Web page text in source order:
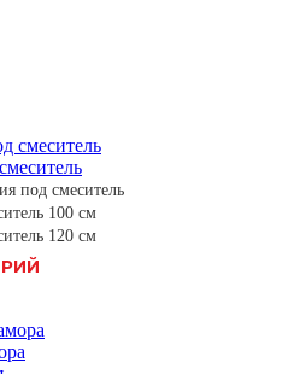
под смеситель
100 см
120 см